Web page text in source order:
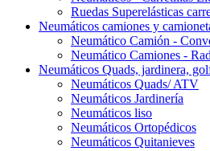
Ruedas Superelásticas
Neumáticos camiones y
Neumático Camión -
Neumático Camiones -
Neumáticos Quads, jardinera,
Neumáticos Quads/ ATV
Neumáticos Jardinería
Neumáticos liso
Neumáticos Ortopédicos
Neumáticos Quitanieves